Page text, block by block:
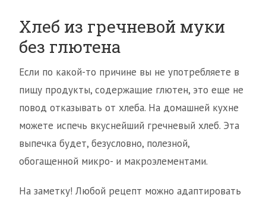
Хлеб из гречневой муки
без глютена
Если по какой-то причине вы не употребляете в
пищу продукты, содержащие глютен, это еще не
повод отказывать от хлеба. На домашней кухне
можете испечь вкуснейший гречневый хлеб. Эта
выпечка будет, безусловно, полезной,
обогащенной микро- и макроэлементами.
На заметку! Любой рецепт можно адаптировать